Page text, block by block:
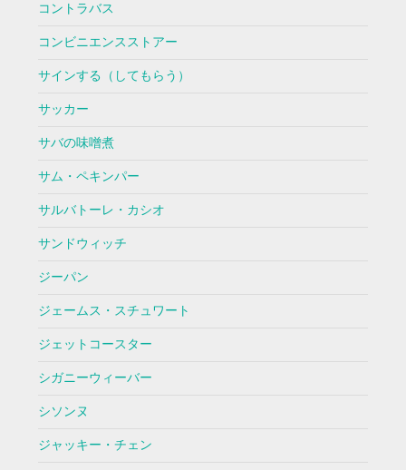
コントラバス
コンビニエンスストアー
サインする（してもらう）
サッカー
サバの味噌煮
サム・ペキンパー
サルバトーレ・カシオ
サンドウィッチ
ジーパン
ジェームス・スチュワート
ジェットコースター
シガニーウィーバー
シソンヌ
ジャッキー・チェン